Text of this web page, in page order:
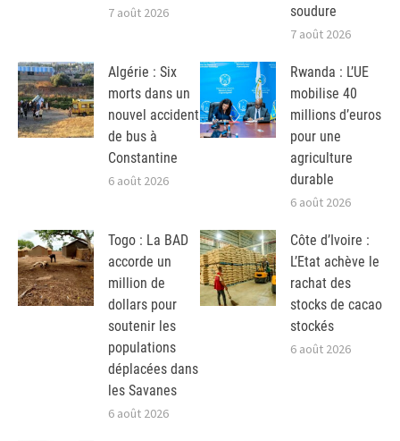
7 août 2026
soudure
7 août 2026
Algérie : Six
morts dans un
nouvel accident
de bus à
Constantine
6 août 2026
Rwanda : L’UE
mobilise 40
millions d’euros
pour une
agriculture
durable
6 août 2026
Togo : La BAD
accorde un
million de
dollars pour
soutenir les
populations
déplacées dans
les Savanes
6 août 2026
Côte d’Ivoire :
L’Etat achève le
rachat des
stocks de cacao
stockés
6 août 2026